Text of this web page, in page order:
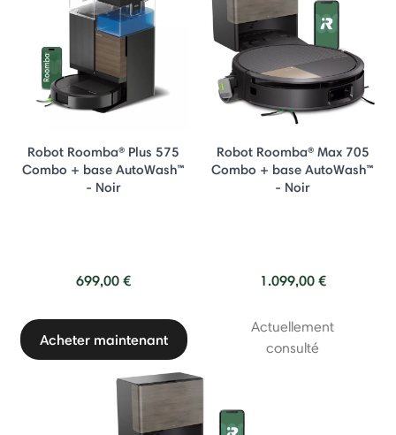
Robot Roomba® Plus 575
Combo + base AutoWash™
- Noir
699,00 €
Acheter maintenant
Robot Roomba® Max 705
Combo + base AutoWash™
- Noir
1.099,00 €
Actuellement
consulté